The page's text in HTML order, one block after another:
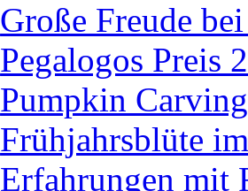
Große Freude
Pegalogos Preis
Pumpkin
Frühjahrsblüte
Erfahrungen mit